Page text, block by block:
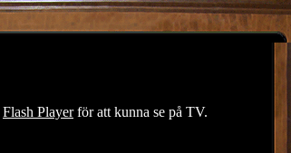
Flash Playerför att kunna se på TV.